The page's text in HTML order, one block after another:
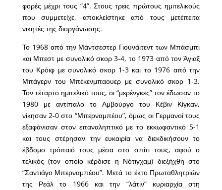
φορές μέχρι τους “4”. Στους τρεις πρώτους ημιτελικούς
που συμμετείχε, αποκλείστηκε από τους μετέπειτα
νικητές της διοργάνωσης.
Το 1968 από την Μάντσεστερ Γιουνάιτεντ των Μπάσμπι
και Μπεστ με συνολικό σκορ 3-4, το 1973 από τον Άγιαξ
του Κρόιφ με συνολικό σκορ 1-3 και το 1976 από την
Μπάγερν του Μπέκενμπαουερ με συνολικό σκορ 1-3.
Τον τέταρτο ημιτελικό τους, οι “μερένγκες” τον έδωσαν το
1980 με αντίπαλο το Αμβούργο του Κέβιν Κίγκαν,
νίκησαν 2-0 στο “Μπερναμπέου”, όμως οι Γερμανοί τους
εξαφάνισαν στον επαναληπτικό με το εκκωφαντικό 5-1
και τους στέρησαν την ευκαιρία να διεκδικήσουν το
έβδομο τρόπαιό τους μέσα στο σπίτι τους, αφού ο
τελικός (τον οποίο κέρδισε η Νότιγχαμ) διεξήχθη στο
“Σαντιάγο Μπερναμπέου”. Μετά το έκτο Πρωταθλητριών
της Ρεάλ το 1966 και την “λάτιν” κυριαρχία στη